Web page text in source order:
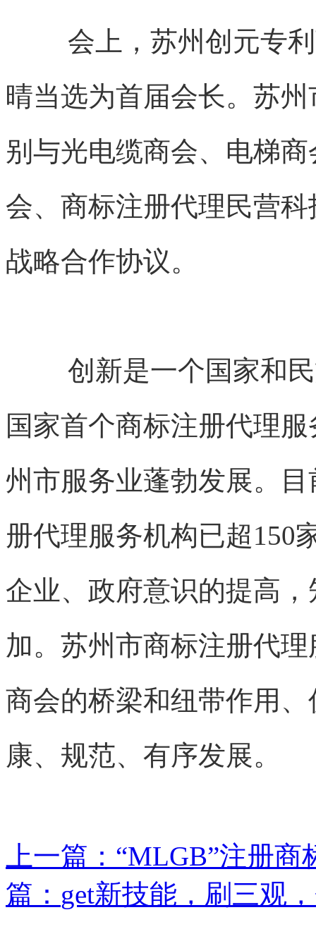
会上，苏州创元专
晴当选为首届会长。苏州
别与光电缆商会、电梯
会、 商标注册代理 民营
战略合作协议。
创新是一个国家和
国家首个商标注册代理
州市服务业蓬勃发展。
册代理服务机构已超150
企业、政府意识的提高，
加。苏州市商标注册代理
商会的桥梁和纽带作用
康、规范、有序发展。
上一篇： “MLGB”注册商
篇： get新技能，刷三观